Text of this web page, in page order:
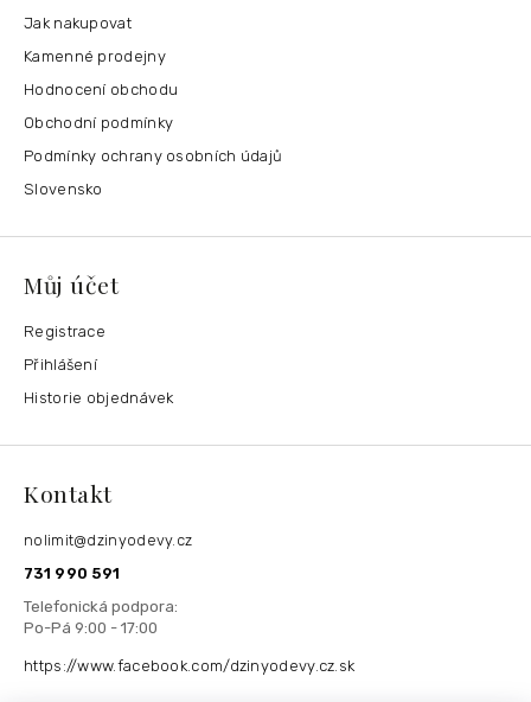
Jak nakupovat
Kamenné prodejny
Hodnocení obchodu
Obchodní podmínky
Podmínky ochrany osobních údajů
Slovensko
Můj účet
Registrace
Přihlášení
Historie objednávek
Kontakt
nolimit@dzinyodevy.cz
731 990 591
https://www.facebook.com/dzinyodevy.cz.sk